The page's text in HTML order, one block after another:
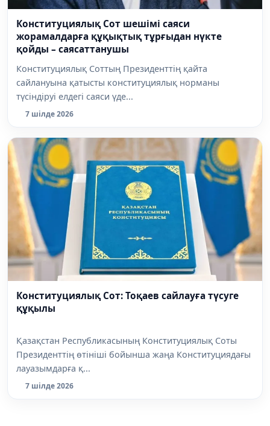
Конституциялық Сот шешімі саяси
жорамалдарға құқықтық тұрғыдан нүкте
қойды – саясаттанушы
Конституциялық Соттың Президенттің қайта
сайлануына қатысты конституциялық норманы
түсіндіруі елдегі саяси үде...
7 шілде 2026
Конституциялық Сот: Тоқаев сайлауға түсуге
құқылы
Қазақстан Республикасының Конституциялық Соты
Президенттің өтініші бойынша жаңа Конституциядағы
лауазымдарға қ...
7 шілде 2026